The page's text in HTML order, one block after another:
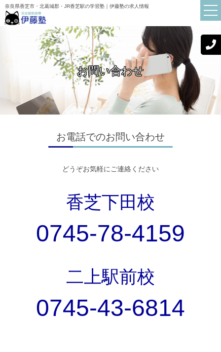
奈良県香芝市・北葛城郡・JR香芝駅の学習塾｜伊藤塾の求人情報
講師紹介
お問い合わせ
香芝下田校
お問い合わせ
お電話でのお問い合わせ
どうぞお気軽にご連絡ください
香芝下田校
0745-78-4159
二上駅前校
0745-43-6814